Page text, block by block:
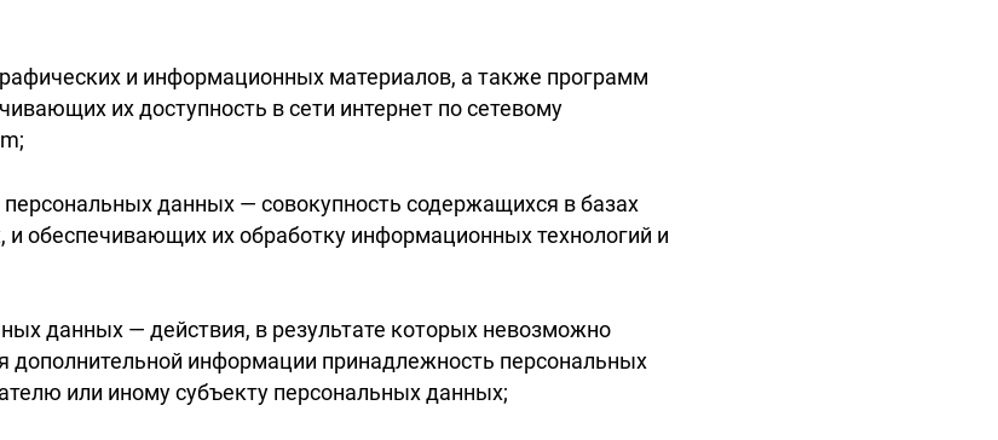
и информационных материалов, а также программ
их доступность в сети интернет по сетевому
данных — совокупность содержащихся в базах
обеспечивающих их обработку информационных технологий и
данных — действия, в результате которых невозможно
дополнительной информации принадлежность персональных
или иному субъекту персональных данных;